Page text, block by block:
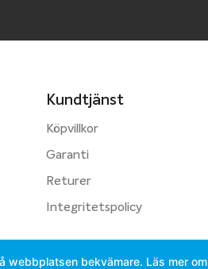
Kundtjänst
Köpvillkor
Garanti
Returer
Integritetspolicy
webbplatsen bekvämare. Läs mer om